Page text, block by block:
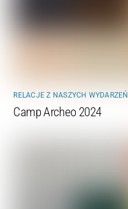
RELACJE Z NASZYCH WYDARZEŃ
Camp Archeo 2024